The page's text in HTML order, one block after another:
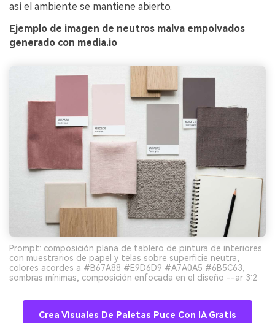
así el ambiente se mantiene abierto.
Ejemplo de imagen de neutros malva empolvados
generado con media.io
Prompt: composición plana de tablero de pintura de interiores
con muestrarios de papel y telas sobre superficie neutra,
colores acordes a #B67A88 #E9D6D9 #A7A0A5 #6B5C63,
sombras mínimas, composición enfocada en el diseño --ar 3:2
Crea Visuales De Paletas Puce Con IA Gratis